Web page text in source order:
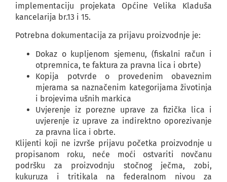
implementaciju projekata Općine Velika Kladuša
kancelarija br.13 i 15.
Potrebna dokumentacija za prijavu proizvodnje je:
Dokaz o kupljenom sjemenu, (fiskalni račun i
otpremnica, te faktura za pravna lica i obrte)
Kopija potvrde o provedenim obaveznim
mjerama sa naznačenim kategorijama životinja
i brojevima ušnih markica
Uvjerenje iz porezne uprave za fizička lica i
uvjerenje iz uprave za indirektno oporezivanje
za pravna lica i obrte.
Klijenti koji ne izvrše prijavu početka proizvodnje u
propisanom roku, neće moći ostvariti novčanu
podršku za proizvodnju stočnog ječma, zobi,
kukuruza i tritikala na federalnom nivou za